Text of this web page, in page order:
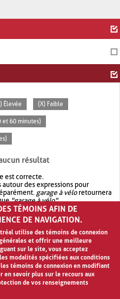
Élevée (X) Faible
et 60 minutes)
résultat
est correcte.
des expressions pour
garage à véloretournera
"garage à vélo".
avec OR.garage OR vélo
résultat quegarage à vélo
TÉMOINS AFIN DE
DE NAVIGATION.
utilise des témoins de connexion
et offrir une meilleure
sur le site, vous acceptez
modalités spécifiées aux conditions
témoins de connexion en modifiant
en savoir plus sur le recours aux
de vos renseignements